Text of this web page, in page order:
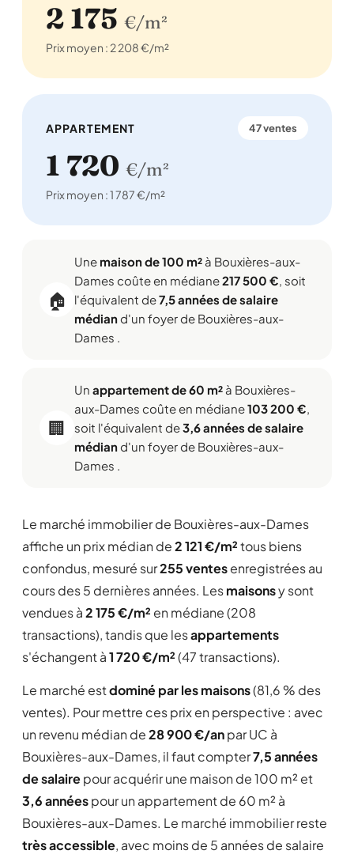
2 175 €/m²
Prix moyen : 2 208 €/m²
APPARTEMENT 47 ventes
1 720 €/m²
Prix moyen : 1 787 €/m²
🏠
Une maison de 100 m² à Bouxières-aux-
Dames coûte en médiane217 500 €, soit
l'équivalent de7,5 années de salaire
médiand'un foyer de Bouxières-aux-
Dames .
🏢
Un appartement de 60 m² à Bouxières-
aux-Dames coûte en médiane103 200 €,
soit l'équivalent de3,6 années de salaire
médiand'un foyer de Bouxières-aux-
Dames .
Le marché immobilier de Bouxières-aux-Dames
affiche un prix médian de2 121 €/m²tous biens
confondus, mesuré sur255 ventesenregistrées au
cours des 5 dernières années. Lesmaisonsy sont
vendues à2 175 €/m² en médiane (208
transactions), tandis que lesappartements
s'échangent à1 720 €/m²(47 transactions).
Le marché estdominé par les maisons(81,6 % des
ventes). Pour mettre ces prix en perspective : avec
un revenu médian de28 900 €/anpar UC à
Bouxières-aux-Dames, il faut compter7,5 années
de salairepour acquérir une maison de 100 m² et
3,6 annéespour un appartement de 60 m² à
Bouxières-aux-Dames. Le marché immobilier reste
très accessible, avec moins de 5 années de salaire